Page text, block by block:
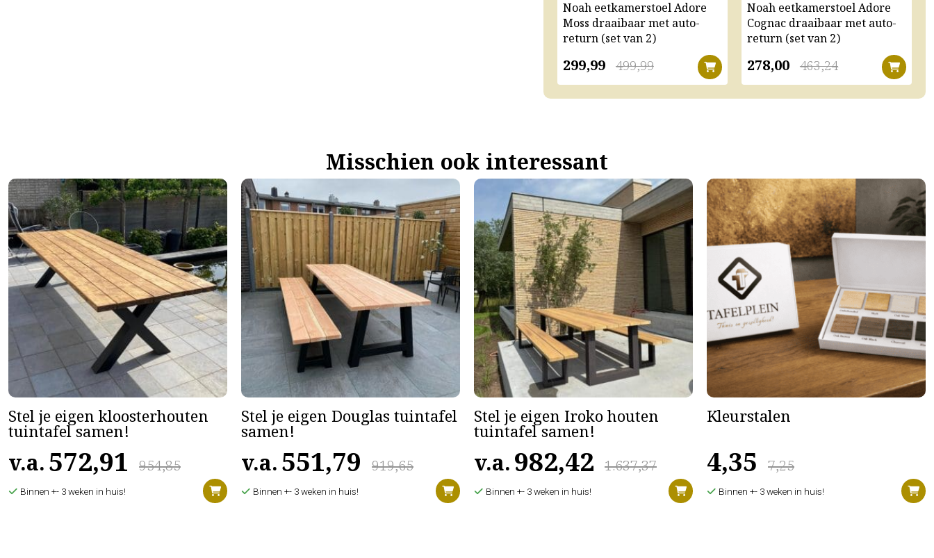
Noah eetkamerstoel Adore
Moss draaibaar met auto-
return (set van 2)
499,99
299,99
Noah eetkamerstoel Adore
Cognac draaibaar met auto-
return (set van 2)
463,24
278,00
Misschien ook interessant
Stel je eigen kloosterhouten
tuintafel samen!
v.a. 954,85
572,91
Binnen +- 3 weken in huis!
Stel je eigen Douglas tuintafel
samen!
v.a. 919,65
551,79
Binnen +- 3 weken in huis!
Stel je eigen Iroko houten
tuintafel samen!
v.a. 1.637,37
982,42
Binnen +- 3 weken in huis!
Kleurstalen
7,25
4,35
Binnen +- 3 weken in huis!